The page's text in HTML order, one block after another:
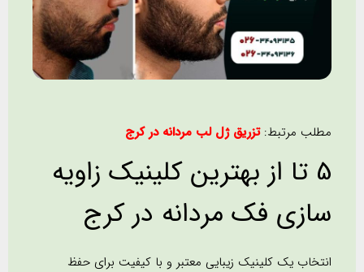
مطلب مرتبط: تزریق ژل لب مردانه در کرج
5 تا از بهترین کلینیک زاویه
سازی فک مردانه در کرج
انتخاب یک کلینیک زیبایی معتبر و با کیفیت برای حفظ